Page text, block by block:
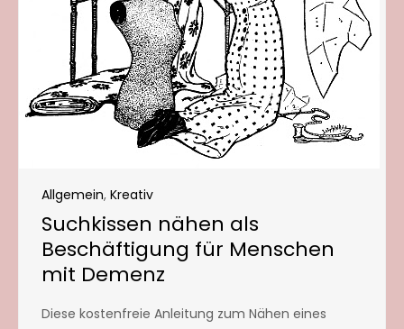
Allgemein, Kreativ
Suchkissen nähen als
Beschäftigung für Menschen
mit Demenz
Diese kostenfreie Anleitung zum Nähen eines